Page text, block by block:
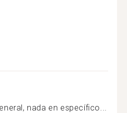
nada en específico...